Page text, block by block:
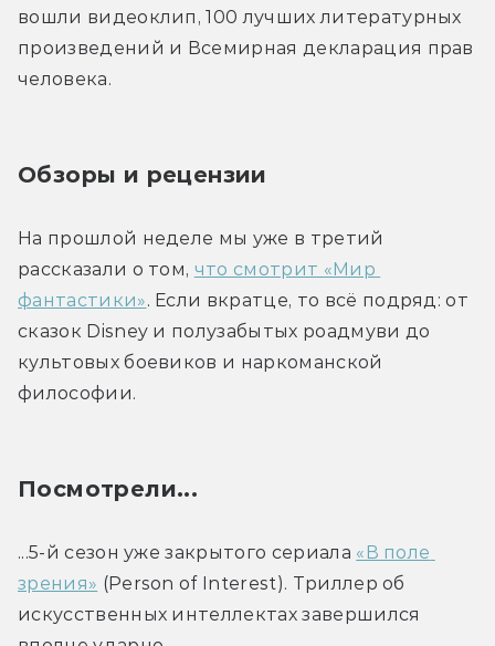
вошли видеоклип, 100 лучших литературных
произведений и Всемирная декларация прав
человека.
Обзоры и рецензии
На прошлой неделе мы уже в третий
рассказали о том, что смотрит «Мир
фантастики». Если вкратце, то всё подряд: от
сказок Disney и полузабытых роадмуви до
культовых боевиков и наркоманской
философии.
Посмотрели...
...5-й сезон уже закрытого сериала «В поле
зрения» (Person of Interest). Триллер об
искусственных интеллектах завершился